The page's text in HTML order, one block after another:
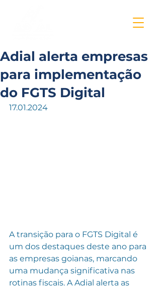
Adial alerta empresas
para implementação
do FGTS Digital
17.01.2024
A transição para o FGTS Digital é
um dos destaques deste ano para
as empresas goianas, marcando
uma mudança significativa nas
rotinas fiscais. A Adial alerta as